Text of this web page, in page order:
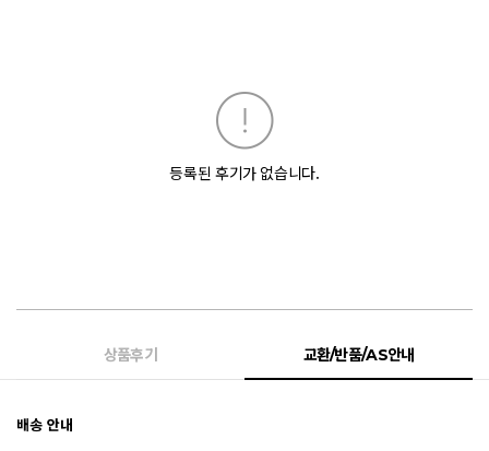
등록된 후기가 없습니다.
상품후기 교환/반품/AS안내
배송 안내